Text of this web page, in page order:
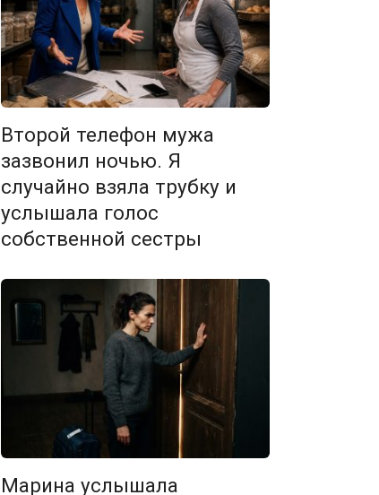
Второй телефон мужа
зазвонил ночью. Я
случайно взяла трубку и
услышала голос
собственной сестры
Марина услышала